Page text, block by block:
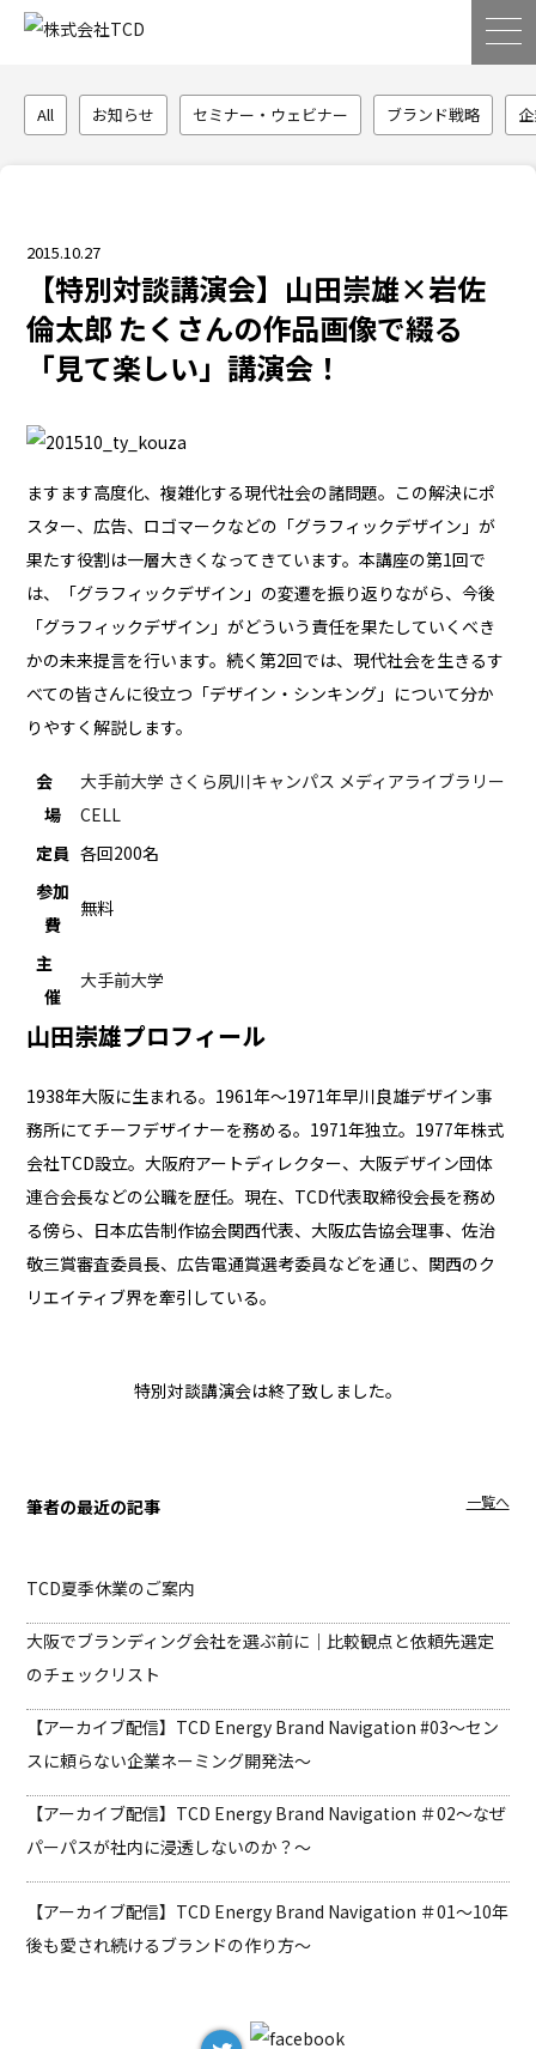
All お知らせ セミナー・ウェビナー ブランド戦略
2015.10.27
【特別対談講演会】山田崇雄×岩佐
倫太郎 たくさんの作品画像で綴る
「見て楽しい」講演会！
ますます高度化、複雑化する現代社会の諸問題。この解決にポ
スター、広告、ロゴマークなどの「グラフィックデザイン」が
果たす役割は一層大きくなってきています。本講座の第1回で
は、「グラフィックデザイン」の変遷を振り返りながら、今後
「グラフィックデザイン」がどういう責任を果たしていくべき
かの未来提言を行います。続く第2回では、現代社会を生きるす
べての皆さんに役立つ「デザイン・シンキング」について分か
りやすく解説します。
会
場
大手前大学 さくら夙川キャンパス メディアライブラリー
CELL
定員 各回200名
参加
費
無料
主
催
大手前大学
山田崇雄プロフィール
1938年大阪に生まれる。1961年～1971年早川良雄デザイン事
務所にてチーフデザイナーを務める。1971年独立。1977年株式
会社TCD設立。大阪府アートディレクター、大阪デザイン団体
連合会長などの公職を歴任。現在、TCD代表取締役会長を務め
る傍ら、日本広告制作協会関西代表、大阪広告協会理事、佐治
敬三賞審査委員長、広告電通賞選考委員などを通じ、関西のク
リエイティブ界を牽引している。
特別対談講演会は終了致しました。
筆者の最近の記事 一覧へ
TCD夏季休業のご案内
大阪でブランディング会社を選ぶ前に｜比較観点と依頼先選定
のチェックリスト
【アーカイブ配信】TCD Energy Brand Navigation #03〜セン
スに頼らない企業ネーミング開発法〜
【アーカイブ配信】TCD Energy Brand Navigation ＃02〜なぜ
パーパスが社内に浸透しないのか？〜
【アーカイブ配信】TCD Energy Brand Navigation ＃01〜10年
後も愛され続けるブランドの作り方〜